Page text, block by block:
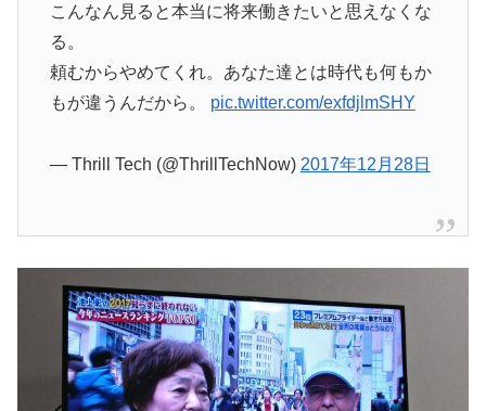
こんなん見ると本当に将来働きたいと思えなくな
る。
頼むからやめてくれ。あなた達とは時代も何もか
もが違うんだから。 pic.twitter.com/exfdjlmSHY
— Thrill Tech (@ThrillTechNow) 2017年12月28日